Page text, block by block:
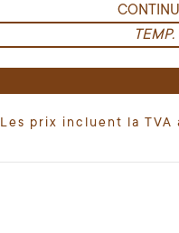
Les prix incluent la TVA